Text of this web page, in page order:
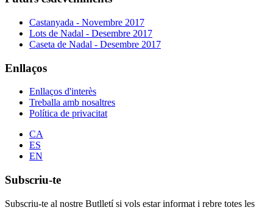
Castanyada - Novembre 2017
Lots de Nadal - Desembre 2017
Caseta de Nadal - Desembre 2017
Enllaços
Enllaços d'interès
Treballa amb nosaltres
Política de privacitat
CA
ES
EN
Subscriu-te
Subscriu-te al nostre Butlletí si vols estar informat i rebre totes les